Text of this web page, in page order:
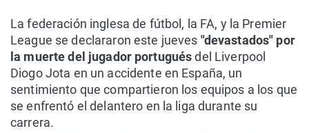
La federación inglesa de fútbol, la FA, y la Premier
League se declararon este jueves "devastados" por
la muerte del jugador portuguésdel Liverpool
Diogo Jota en un accidente en España, un
sentimiento que compartieron los equipos a los que
se enfrentó el delantero en la liga durante su
carrera.